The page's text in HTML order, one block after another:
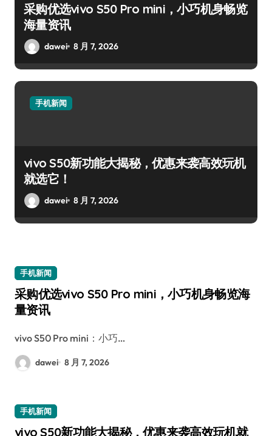
采购优选vivo S50 Pro mini，小巧机身畅览
海量资讯
dawei 8 月 7, 2026
手机新闻
vivo S50新功能大揭秘，优惠来袭高效玩机
就选它！
dawei 8 月 7, 2026
手机新闻
采购优选vivo S50 Pro mini，小巧机身畅览海
量资讯
vivo S50 Pro mini：小巧…
dawei 8 月 7, 2026
手机新闻
vivo S50新功能大揭秘，优惠来袭高效玩机就